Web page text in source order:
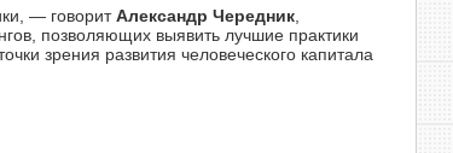
— говоритАлександр Черед­ник,
позволяющих выявить лучшие практики
зрения развития человеческого капитала